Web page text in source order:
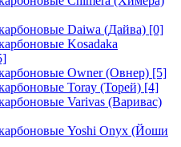
Daiwa (Дайва) [0]
Kosadaka
Owner (Овнер) [5]
Toray (Торей) [4]
Varivas (Варивас)
Yoshi Onyx (Йоши